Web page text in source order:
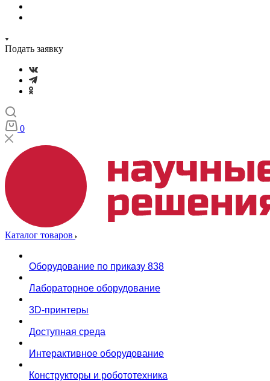
Подать заявку
0
Каталог товаров
Оборудование по приказу 838
Лабораторное оборудование
3D-принтеры
Доступная среда
Интерактивное оборудование
Конструкторы и робототехника